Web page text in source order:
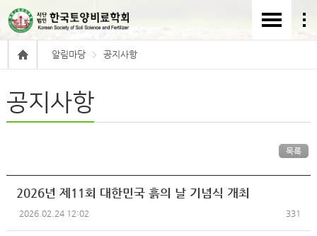
알림마당 공지사항
공지사항
목록
2026년 제11회 대한민국 흙의 날 기념식 개최
2026.02.24 12:02 331